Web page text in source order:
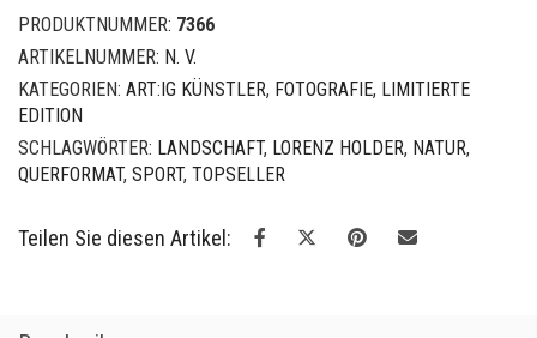
Mirror
I
PRODUKTNUMMER: 7366
ARTIKELNUMMER: N. V.
KATEGORIEN: ART:IG KÜNSTLER, FOTOGRAFIE, LIMITIERTE
EDITION
SCHLAGWÖRTER: LANDSCHAFT, LORENZ HOLDER, NATUR,
QUERFORMAT, SPORT, TOPSELLER
Teilen Sie diesen Artikel: